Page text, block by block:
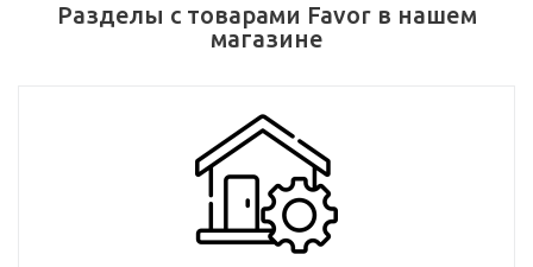
Разделы с товарами Favor в нашем
магазине